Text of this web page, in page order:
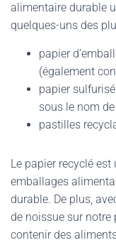
alimentaire durable
quelques-uns des
papier
(également
papier
sous le nom
pastilles
Le papier recyclé
emballages
durable. De plus,
de noissue sur notre
contenir des